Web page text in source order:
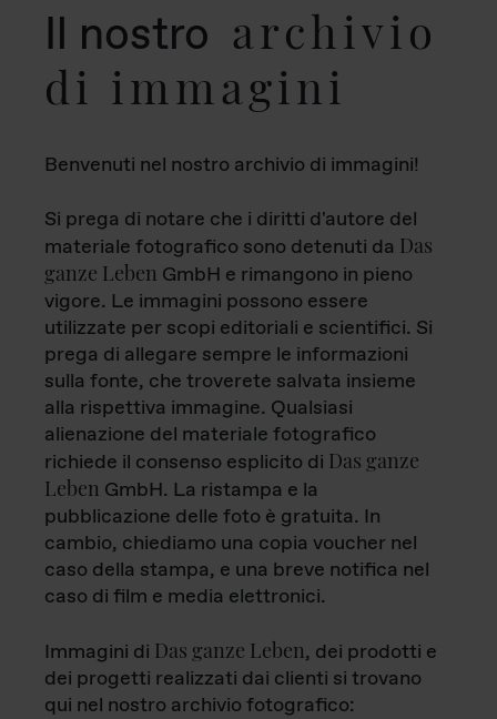
Il nostro archivio
di immagini
Benvenuti nel nostro archivio di immagini!
Si prega di notare che i diritti d'autore del
materiale fotografico sono detenuti da Das
ganze Leben GmbH e rimangono in pieno
vigore. Le immagini possono essere
utilizzate per scopi editoriali e scientifici. Si
prega di allegare sempre le informazioni
sulla fonte, che troverete salvata insieme
alla rispettiva immagine. Qualsiasi
alienazione del materiale fotografico
richiede il consenso esplicito di Das ganze
Leben GmbH. La ristampa e la
pubblicazione delle foto è gratuita. In
cambio, chiediamo una copia voucher nel
caso della stampa, e una breve notifica nel
caso di film e media elettronici.
Immagini di Das ganze Leben, dei prodotti e
dei progetti realizzati dai clienti si trovano
qui nel nostro archivio fotografico: